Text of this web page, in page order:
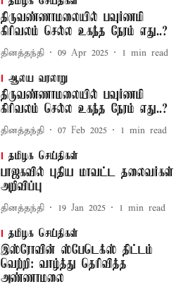
திருவண்ணாமலையில் பவுர்ணமி
கிரிவலம் செல்ல உகந்த நேரம் எது..?
தினத்தந்தி 09 Apr 2025 1 min read
ஆலய வரலாறு
திருவண்ணாமலையில் பவுர்ணமி
கிரிவலம் செல்ல உகந்த நேரம் எது..?
தினத்தந்தி 07 Feb 2025 1 min read
தமிழக செய்திகள்
பாஜகவில் புதிய மாவட்ட தலைவர்கள்
அறிவிப்பு
தினத்தந்தி 19 Jan 2025 1 min read
தமிழக செய்திகள்
இஸ்ரோவின் ஸ்பேடெக்ஸ் திட்டம்
வெற்றி: வாழ்த்து தெரிவித்த
அண்ணாமலை